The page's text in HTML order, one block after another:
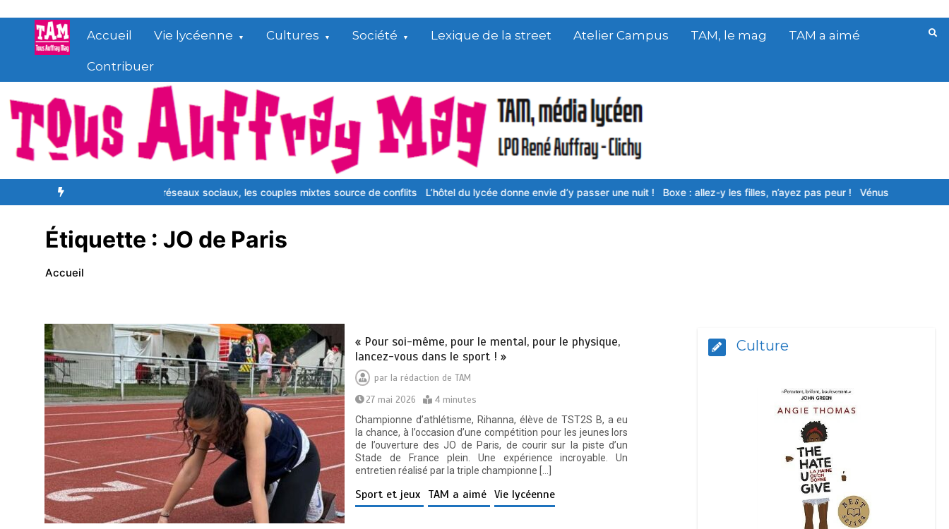
contenu
Accueil Vie lycéenne Cultures Société Lexique de la street Atelier Campus TAM, le mag TAM a aimé
Contribuer
qu’on donne Sur les réseaux sociaux, les couples mixtes source de conflits L’hôtel du lycée donne envie d’y passer une nuit ! Boxe : allez-y les filles, n’ayez pas peur ! Vénus Youtube :
Étiquette : JO de Paris
Accueil
« Pour soi-même, pour le mental, pour le physique,
lancez-vous dans le sport ! »
parla rédaction de TAM
27 mai 2026
4 minutes
Championne d’athlétisme, Rihanna, élève de TST2S B, a eu
la chance, à l’occasion d’une compétition pour les jeunes lors
de l’ouverture des JO de Paris, de courir sur la piste d’un
Stade de France plein. Une expérience incroyable. Un
entretien réalisé par la triple championne […]
Sport et jeux TAM a aimé Vie lycéenne
Culture